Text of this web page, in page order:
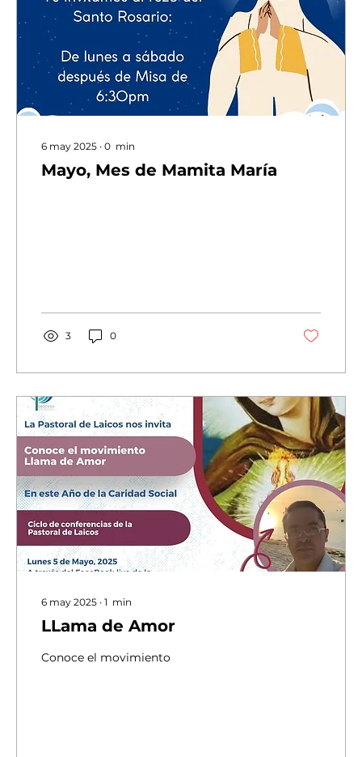
6 may 2025 ∙ 0 min
Mayo, Mes de Mamita María
3 0
6 may 2025 ∙ 1 min
LLama de Amor
Conoce el movimiento